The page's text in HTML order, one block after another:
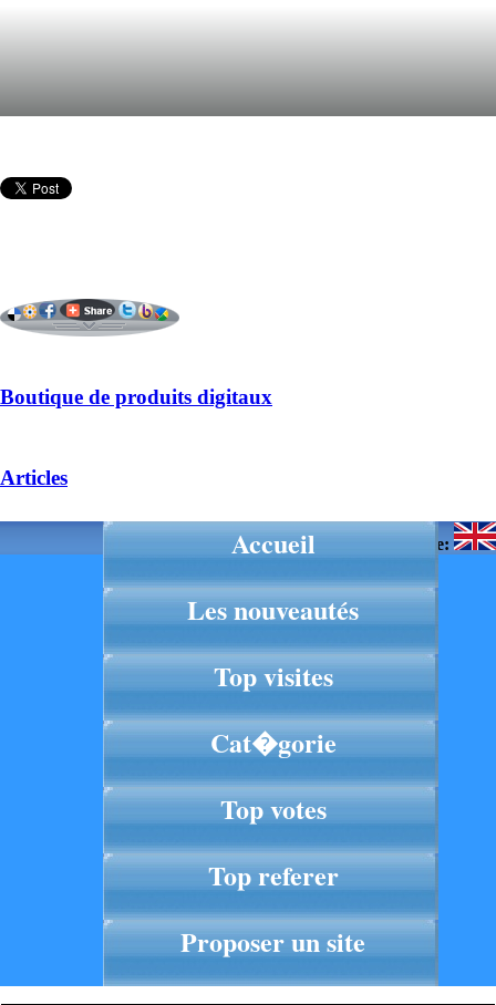
Boutique de produits digitaux
Articles
Langue:
Accueil
Les nouveautés
Top visites
Cat�gorie
Top votes
Top referer
Proposer un site